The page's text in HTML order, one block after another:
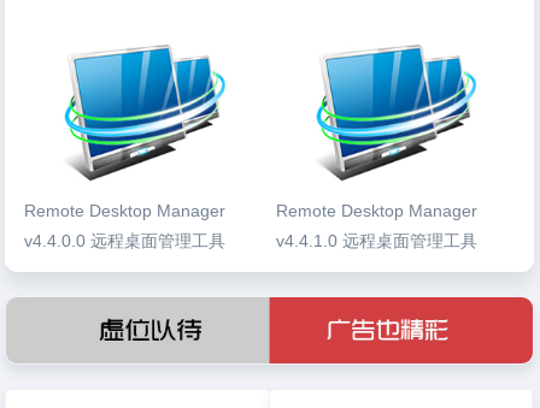
Remote Desktop Manager
v4.4.0.0 远程桌面管理工具
Remote Desktop Manager
v4.4.1.0 远程桌面管理工具